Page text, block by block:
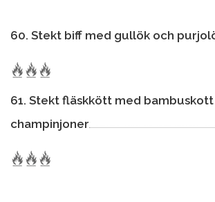
60. Stekt biff med gullök och
61. Stekt fläskkött med
champinjoner